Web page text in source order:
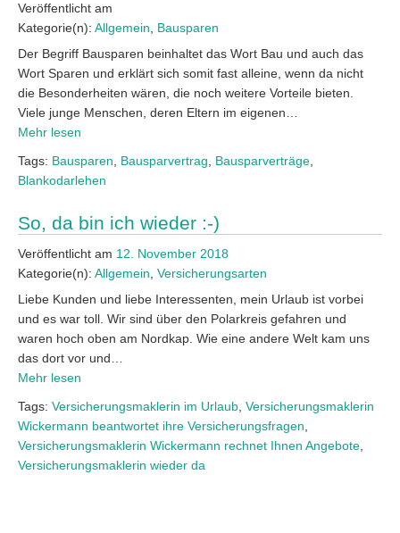
Veröffentlicht am
Kategorie(n): Allgemein
Bausparen
Der Begriff Bausparen beinhaltet das Wort Bau und auch das
Wort Sparen und erklärt sich somit fast alleine, wenn da nicht
die Besonderheiten wären, die noch weitere Vorteile bieten.
Viele junge Menschen, deren Eltern im eigenen…
Mehr lesen
Tags: Bausparen Bausparvertrag Bausparverträge
Blankodarlehen
So, da bin ich wieder :-)
Veröffentlicht am 12. November 2018
Kategorie(n): Allgemein Versicherungsarten
Liebe Kunden und liebe Interessenten, mein Urlaub ist vorbei
und es war toll. Wir sind über den Polarkreis gefahren und
waren hoch oben am Nordkap. Wie eine andere Welt kam uns
das dort vor und…
Mehr lesen
Tags: Versicherungsmaklerin im Urlaub Versicherungsmaklerin
Wickermann beantwortet ihre Versicherungsfragen
Versicherungsmaklerin Wickermann rechnet Ihnen Angebote
Versicherungsmaklerin wieder da